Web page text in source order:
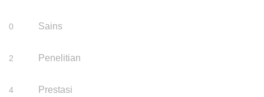
0 Sains
2 Penelitian
4 Prestasi